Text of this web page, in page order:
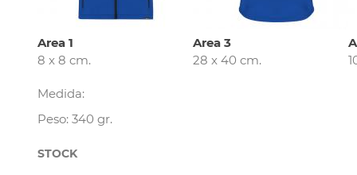
Area 1
8 x 8 cm.
Area 3
28 x 40 cm.
Medida:
Peso: 340 gr.
STOCK